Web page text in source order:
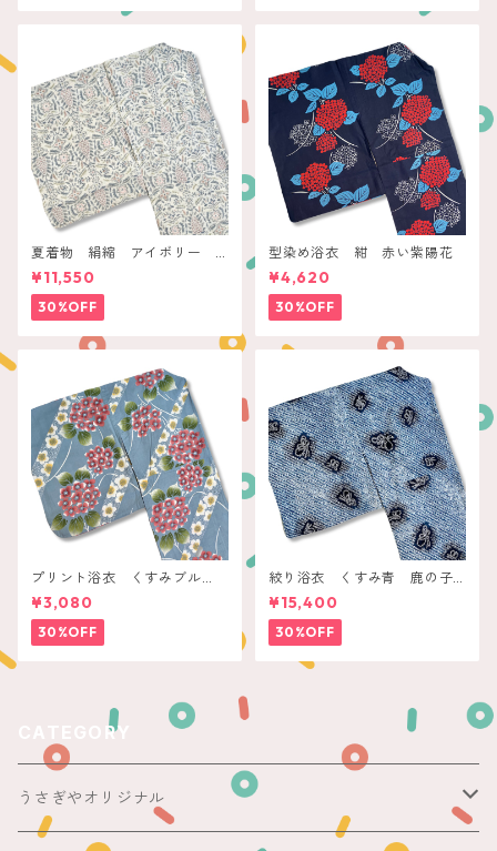
夏着物 絹縮 アイボリー
ペールボタニカル
¥11,550
30%OFF
型染め浴衣 紺 赤い紫陽花
¥4,620
30%OFF
プリント浴衣 くすみブル
ー 桃色紫陽花に白梅ライン
¥3,080
30%OFF
絞り浴衣 くすみ青 鹿の子
にプチ蝶々
¥15,400
30%OFF
CATEGORY
うさぎやオリジナル